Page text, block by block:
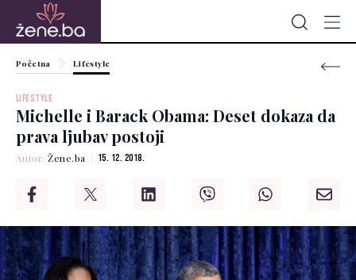
Početna Lifestyle
LIFESTYLE
Michelle i Barack Obama: Deset dokaza da
prava ljubav postoji
Autor:Žene.ba 15. 12. 2018.